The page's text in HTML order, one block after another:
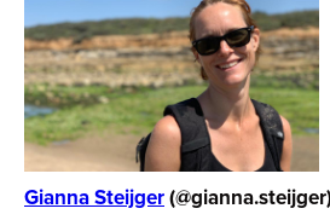
Gianna Steijger